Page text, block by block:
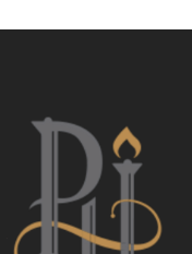
especialización en
Internacional de
Doctorado en
Derecho de la
finalista en